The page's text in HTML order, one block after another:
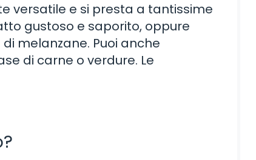
versatile e si presta a tantissime
gustoso e saporito, oppure
melanzane. Puoi anche
di carne o verdure. Le